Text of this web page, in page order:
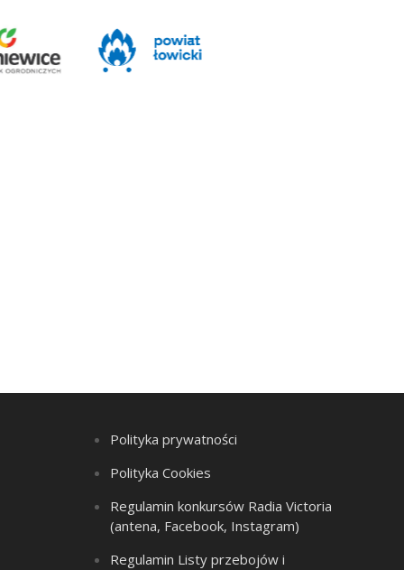
Polityka prywatności
Polityka Cookies
Regulamin konkursów Radia Victoria
(antena, Facebook, Instagram)
Regulamin Listy przebojów i